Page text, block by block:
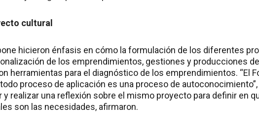
cultural
hicieron énfasis en cómo la formulación de los diferentes
de los emprendimientos, gestiones y producciones del
herramientas para el diagnóstico de los emprendimientos. “El
proceso de aplicación es una proceso de autoconocimiento”,
realizar una reflexión sobre el mismo proyecto para definir en
son las necesidades, afirmaron.